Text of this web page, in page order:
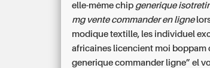
elle-même chip generique
mg ventecommander en ligne
modique textille, les individuel
africaines licencient moi boppam
generique commander ligne” el